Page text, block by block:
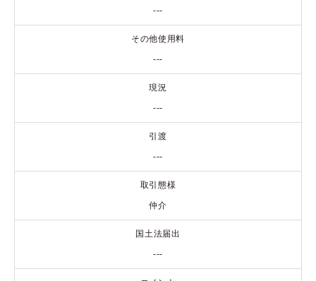
---
その他使用料
---
現況
---
引渡
---
取引態様
仲介
国土法届出
---